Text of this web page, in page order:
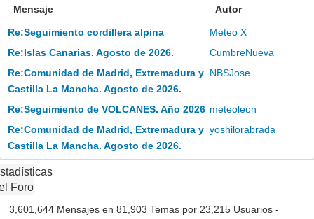
Mensaje Autor
Re:Seguimiento cordillera alpina
Meteo X
Re:Islas Canarias. Agosto de 2026.
CumbreNueva
Re:Comunidad de Madrid, Extremadura y
Castilla La Mancha. Agosto de 2026.
NBSJose
Re:Seguimiento de VOLCANES. Año 2026 meteoleon
Re:Comunidad de Madrid, Extremadura y
Castilla La Mancha. Agosto de 2026.
yoshilorabrada
Foro
3,601,644 Mensajes en 81,903 Temas por 23,215 Usuarios -